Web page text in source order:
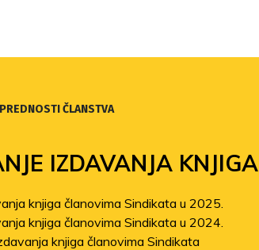
PREDNOSTI ČLANSTVA
IZDAVANJA KNJIGA
knjiga članovima Sindikata u 2025.
knjiga članovima Sindikata u 2024.
knjiga članovima Sindikata